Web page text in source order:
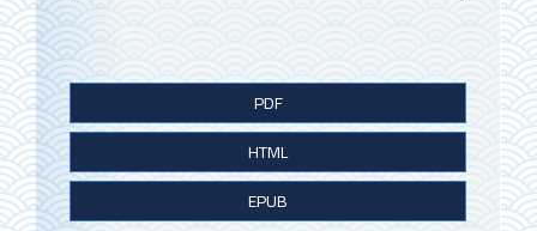
B
a
r
r
PDF
HTML
EPUB